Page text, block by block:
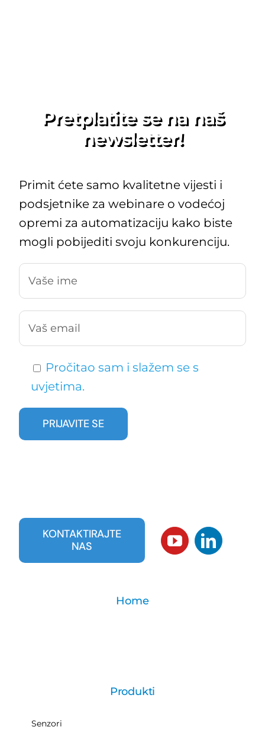
Pretplatite se na naš
newsletter!
Primit ćete samo kvalitetne vijesti i
podsjetnike za webinare o vodećoj
opremi za automatizaciju kako biste
mogli pobijediti svoju konkurenciju.
Pročitao sam i slažem se s
uvjetima.
KONTAKTIRAJTE
NAS
Home
Produkti
Senzori